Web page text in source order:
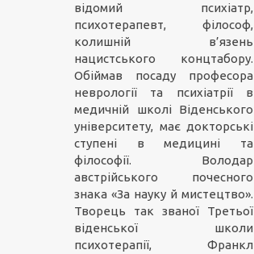
відомий психіатр,
психотерапевт, філософ,
колишній в’язень
нацистського концтабору.
Обіймав посаду професора
неврології та психіатрії в
медичній школі Віденського
університету, має докторські
ступені в медицині та
філософії. Володар
австрійського почесного
знака «За науку й мистецтво».
Творець так званої Третьої
віденської школи
психотерапії, Франкл